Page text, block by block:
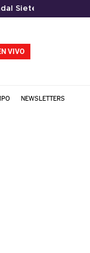
Siete Tazas
VIVO
NEWSLETTERS